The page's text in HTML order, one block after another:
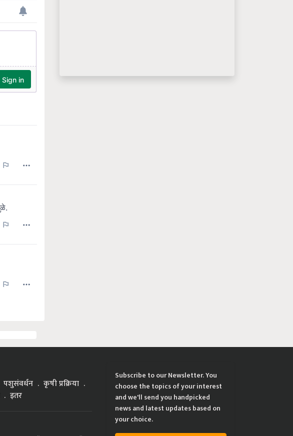
पशुसंवर्धन
कृषी प्रक्रिया
इतर
Subscribe to our Newsletter. You
choose the topics of your interest
and we'll send you handpicked
news and latest updates based on
your choice.